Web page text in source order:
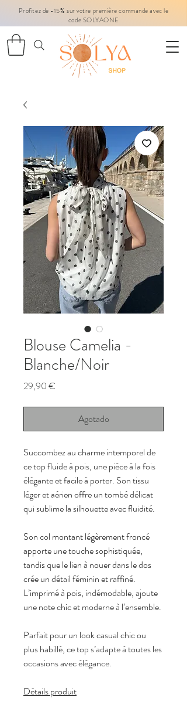
Profitez de -15% sur votre première commande avec le
code SOLYAONE
Blouse Camelia -
Blanche/Noir
29,90 €
Agotado
Succombez au charme intemporel de
ce top fluide à pois, une pièce à la fois
élégante et facile à porter. Son tissu
léger et aérien offre un tombé délicat
qui sublime la silhouette avec fluidité.
Son col montant légèrement froncé
apporte une touche sophistiquée,
tandis que le lien à nouer dans le dos
crée un détail féminin et raffiné.
L’imprimé à pois, indémodable, ajoute
une note chic et moderne à l’ensemble.
Parfait pour un look casual chic ou
plus habillé, ce top s’adapte à toutes les
occasions avec élégance.
Détails produit